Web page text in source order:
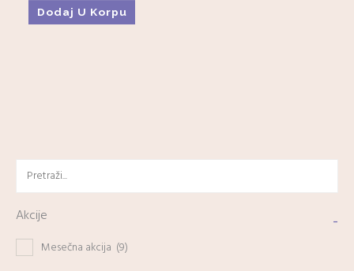
Akcije -
Mesečna akcija (9)
Dodaj U Korpu